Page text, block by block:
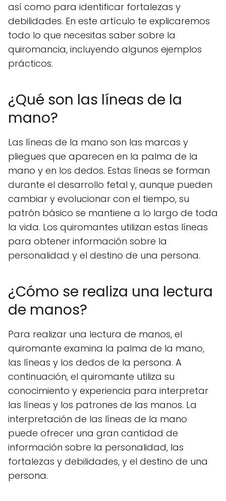
así como para identificar fortalezas y
debilidades. En este artículo te explicaremos
todo lo que necesitas saber sobre la
quiromancia, incluyendo algunos ejemplos
prácticos.
¿Qué son las líneas de la
mano?
Las líneas de la mano son las marcas y
pliegues que aparecen en la palma de la
mano y en los dedos. Estas líneas se forman
durante el desarrollo fetal y, aunque pueden
cambiar y evolucionar con el tiempo, su
patrón básico se mantiene a lo largo de toda
la vida. Los quiromantes utilizan estas líneas
para obtener información sobre la
personalidad y el destino de una persona.
¿Cómo se realiza una lectura
de manos?
Para realizar una lectura de manos, el
quiromante examina la palma de la mano,
las líneas y los dedos de la persona. A
continuación, el quiromante utiliza su
conocimiento y experiencia para interpretar
las líneas y los patrones de las manos. La
interpretación de las líneas de la mano
puede ofrecer una gran cantidad de
información sobre la personalidad, las
fortalezas y debilidades, y el destino de una
persona.